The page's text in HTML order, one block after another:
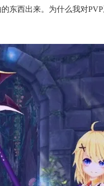
东西出来。为什么我对